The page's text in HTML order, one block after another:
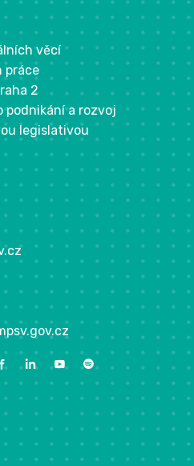
věcí
práce
2
a rozvoj
legislativou